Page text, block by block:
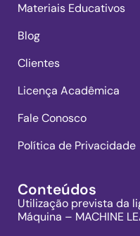
Materiais Educativos
Blog
Clientes
Licença Acadêmica
Fale Conosco
Política de Privacidade
Conteúdos
Utilização prevista da
Máquina – MACHINE